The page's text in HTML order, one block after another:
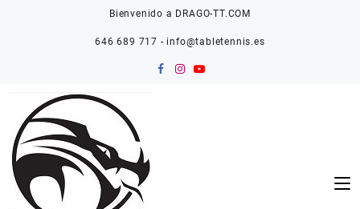
Bienvenido a DRAGO-TT.COM
646 689 717 - info@tabletennis.es